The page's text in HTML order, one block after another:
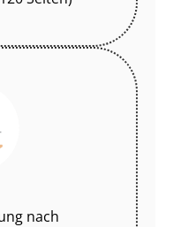
nach